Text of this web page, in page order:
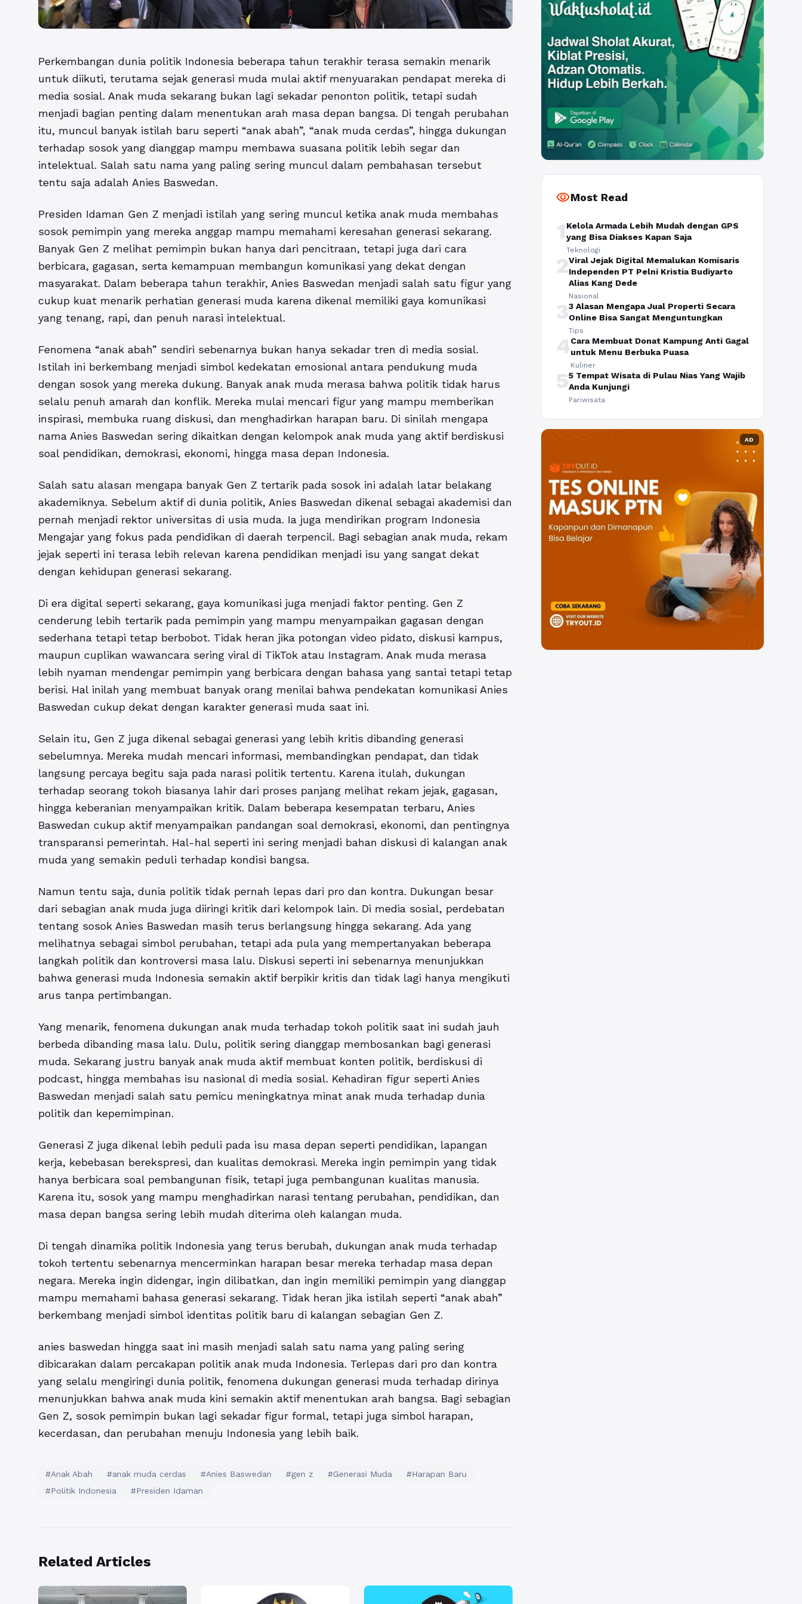
Perkembangan dunia politik Indonesia beberapa tahun terakhir terasa semakin menarik
untuk diikuti, terutama sejak generasi muda mulai aktif menyuarakan pendapat mereka di
media sosial. Anak muda sekarang bukan lagi sekadar penonton politik, tetapi sudah
menjadi bagian penting dalam menentukan arah masa depan bangsa. Di tengah perubahan
itu, muncul banyak istilah baru seperti “anak abah”, “anak muda cerdas”, hingga dukungan
terhadap sosok yang dianggap mampu membawa suasana politik lebih segar dan
intelektual. Salah satu nama yang paling sering muncul dalam pembahasan tersebut
tentu saja adalah Anies Baswedan.
Presiden Idaman Gen Z menjadi istilah yang sering muncul ketika anak muda membahas
sosok pemimpin yang mereka anggap mampu memahami keresahan generasi sekarang.
Banyak Gen Z melihat pemimpin bukan hanya dari pencitraan, tetapi juga dari cara
berbicara, gagasan, serta kemampuan membangun komunikasi yang dekat dengan
masyarakat. Dalam beberapa tahun terakhir, Anies Baswedan menjadi salah satu figur yang
cukup kuat menarik perhatian generasi muda karena dikenal memiliki gaya komunikasi
yang tenang, rapi, dan penuh narasi intelektual.
Fenomena “anak abah” sendiri sebenarnya bukan hanya sekadar tren di media sosial.
Istilah ini berkembang menjadi simbol kedekatan emosional antara pendukung muda
dengan sosok yang mereka dukung. Banyak anak muda merasa bahwa politik tidak harus
selalu penuh amarah dan konflik. Mereka mulai mencari figur yang mampu memberikan
inspirasi, membuka ruang diskusi, dan menghadirkan harapan baru. Di sinilah mengapa
nama Anies Baswedan sering dikaitkan dengan kelompok anak muda yang aktif berdiskusi
soal pendidikan, demokrasi, ekonomi, hingga masa depan Indonesia.
Salah satu alasan mengapa banyak Gen Z tertarik pada sosok ini adalah latar belakang
akademiknya. Sebelum aktif di dunia politik, Anies Baswedan dikenal sebagai akademisi dan
pernah menjadi rektor universitas di usia muda. Ia juga mendirikan program Indonesia
Mengajar yang fokus pada pendidikan di daerah terpencil. Bagi sebagian anak muda, rekam
jejak seperti ini terasa lebih relevan karena pendidikan menjadi isu yang sangat dekat
dengan kehidupan generasi sekarang.
Di era digital seperti sekarang, gaya komunikasi juga menjadi faktor penting. Gen Z
cenderung lebih tertarik pada pemimpin yang mampu menyampaikan gagasan dengan
sederhana tetapi tetap berbobot. Tidak heran jika potongan video pidato, diskusi kampus,
maupun cuplikan wawancara sering viral di TikTok atau Instagram. Anak muda merasa
lebih nyaman mendengar pemimpin yang berbicara dengan bahasa yang santai tetapi tetap
berisi. Hal inilah yang membuat banyak orang menilai bahwa pendekatan komunikasi Anies
Baswedan cukup dekat dengan karakter generasi muda saat ini.
Selain itu, Gen Z juga dikenal sebagai generasi yang lebih kritis dibanding generasi
sebelumnya. Mereka mudah mencari informasi, membandingkan pendapat, dan tidak
langsung percaya begitu saja pada narasi politik tertentu. Karena itulah, dukungan
terhadap seorang tokoh biasanya lahir dari proses panjang melihat rekam jejak, gagasan,
hingga keberanian menyampaikan kritik. Dalam beberapa kesempatan terbaru, Anies
Baswedan cukup aktif menyampaikan pandangan soal demokrasi, ekonomi, dan pentingnya
transparansi pemerintah. Hal-hal seperti ini sering menjadi bahan diskusi di kalangan anak
muda yang semakin peduli terhadap kondisi bangsa.
Namun tentu saja, dunia politik tidak pernah lepas dari pro dan kontra. Dukungan besar
dari sebagian anak muda juga diiringi kritik dari kelompok lain. Di media sosial, perdebatan
tentang sosok Anies Baswedan masih terus berlangsung hingga sekarang. Ada yang
melihatnya sebagai simbol perubahan, tetapi ada pula yang mempertanyakan beberapa
langkah politik dan kontroversi masa lalu. Diskusi seperti ini sebenarnya menunjukkan
bahwa generasi muda Indonesia semakin aktif berpikir kritis dan tidak lagi hanya mengikuti
arus tanpa pertimbangan.
Yang menarik, fenomena dukungan anak muda terhadap tokoh politik saat ini sudah jauh
berbeda dibanding masa lalu. Dulu, politik sering dianggap membosankan bagi generasi
muda. Sekarang justru banyak anak muda aktif membuat konten politik, berdiskusi di
podcast, hingga membahas isu nasional di media sosial. Kehadiran figur seperti Anies
Baswedan menjadi salah satu pemicu meningkatnya minat anak muda terhadap dunia
politik dan kepemimpinan.
Generasi Z juga dikenal lebih peduli pada isu masa depan seperti pendidikan, lapangan
kerja, kebebasan berekspresi, dan kualitas demokrasi. Mereka ingin pemimpin yang tidak
hanya berbicara soal pembangunan fisik, tetapi juga pembangunan kualitas manusia.
Karena itu, sosok yang mampu menghadirkan narasi tentang perubahan, pendidikan, dan
masa depan bangsa sering lebih mudah diterima oleh kalangan muda.
Di tengah dinamika politik Indonesia yang terus berubah, dukungan anak muda terhadap
tokoh tertentu sebenarnya mencerminkan harapan besar mereka terhadap masa depan
negara. Mereka ingin didengar, ingin dilibatkan, dan ingin memiliki pemimpin yang dianggap
mampu memahami bahasa generasi sekarang. Tidak heran jika istilah seperti “anak abah”
berkembang menjadi simbol identitas politik baru di kalangan sebagian Gen Z.
anies baswedan hingga saat ini masih menjadi salah satu nama yang paling sering
dibicarakan dalam percakapan politik anak muda Indonesia. Terlepas dari pro dan kontra
yang selalu mengiringi dunia politik, fenomena dukungan generasi muda terhadap dirinya
menunjukkan bahwa anak muda kini semakin aktif menentukan arah bangsa. Bagi sebagian
Gen Z, sosok pemimpin bukan lagi sekadar figur formal, tetapi juga simbol harapan,
kecerdasan, dan perubahan menuju Indonesia yang lebih baik.
#Anak Abah #anak muda cerdas #Anies Baswedan #gen z #Generasi Muda
#Harapan Baru
#Politik Indonesia
#Presiden Idaman
Related Articles
visibilityMost Read
1 Kelola Armada Lebih Mudah dengan GPS
yang Bisa Diakses Kapan Saja
Teknologi
2Viral Jejak Digital Memalukan Komisaris
Independen PT Pelni Kristia Budiyarto
Alias Kang Dede
Nasional
33 Alasan Mengapa Jual Properti Secara
Online Bisa Sangat Menguntungkan
Tips
4Cara Membuat Donat Kampung Anti Gagal
untuk Menu Berbuka Puasa
Kuliner
55 Tempat Wisata di Pulau Nias Yang Wajib
Anda Kunjungi
Pariwisata
AD